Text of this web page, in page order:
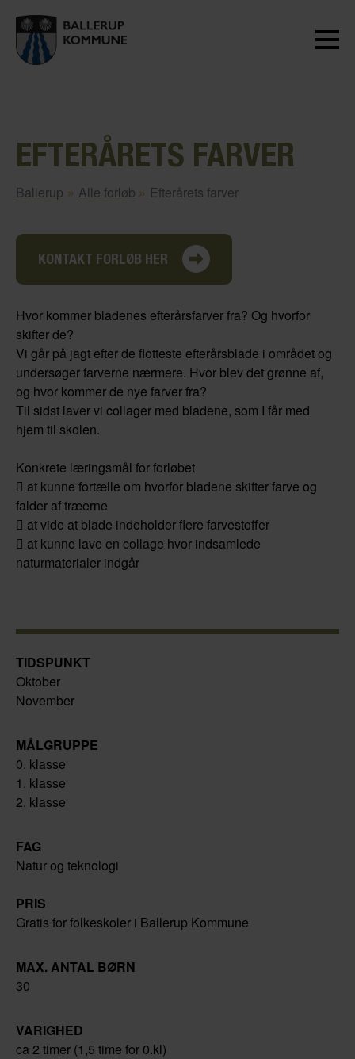
EFTERÅRETS FARVER
Ballerup » Alle forløb » Efterårets farver
KONTAKT FORLØB HER
Hvor kommer bladenes efterårsfarver fra? Og hvorfor
skifter de?
Vi går på jagt efter de flotteste efterårsblade i området og
undersøger farverne nærmere. Hvor blev det grønne af,
og hvor kommer de nye farver fra?
Til sidst laver vi collager med bladene, som I får med
hjem til skolen.
Konkrete læringsmål for forløbet
 at kunne fortælle om hvorfor bladene skifter farve og
falder af træerne
 at vide at blade indeholder flere farvestoffer
 at kunne lave en collage hvor indsamlede
naturmaterialer indgår
TIDSPUNKT
Oktober
November
MÅLGRUPPE
0. klasse
1. klasse
2. klasse
FAG
Natur og teknologi
PRIS
Gratis for folkeskoler i Ballerup Kommune
MAX. ANTAL BØRN
30
VARIGHED
ca 2 timer (1,5 time for 0.kl)